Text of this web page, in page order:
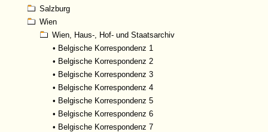
Salzburg
Wien
Wien, Haus-, Hof- und Staatsarchiv
• Belgische Korrespondenz 1
• Belgische Korrespondenz 2
• Belgische Korrespondenz 3
• Belgische Korrespondenz 4
• Belgische Korrespondenz 5
• Belgische Korrespondenz 6
• Belgische Korrespondenz 7